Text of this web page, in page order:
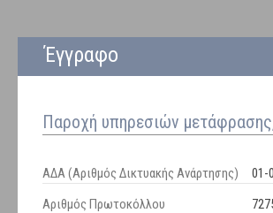
Έγγραφο
Παροχή υπηρεσιών
ΑΔΑ (Αριθμός Δικτυακής Ανάρτησης)
01-
Αριθμός Πρωτοκόλλου